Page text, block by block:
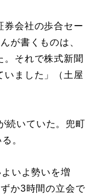
券会社の歩合セー
が書くものは、
。それで株式新聞
いました」（土屋
続いていた。兜町
。
いよ勢いを増
か3時間の立会で